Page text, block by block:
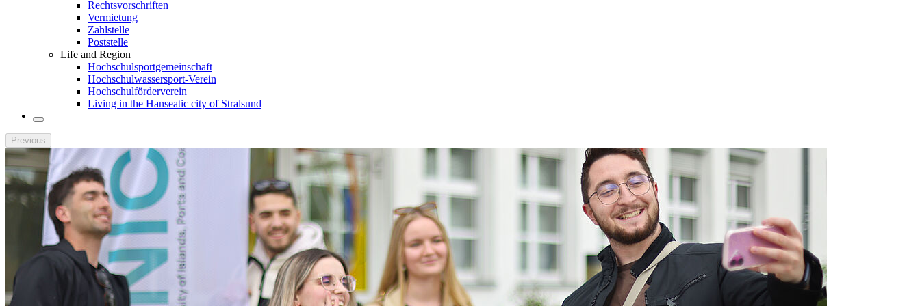
Rechtsvorschriften
Vermietung
Zahlstelle
Poststelle
Life and Region
Hochschulsportgemeinschaft
Hochschulwassersport-Verein
Hochschulförderverein
Living in the Hanseatic city of Stralsund
Previous